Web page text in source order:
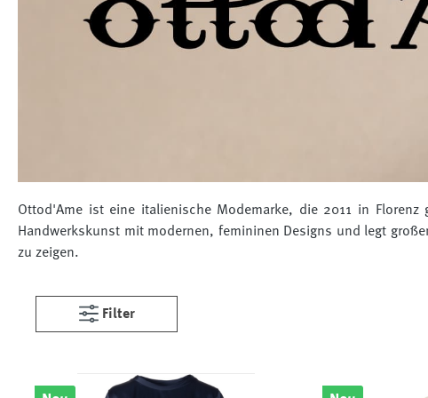
Ottod'Ame ist eine italienische Modemarke, die 2011 in
Handwerkskunst mit modernen, femininen Designs und legt
zu zeigen.
Filter